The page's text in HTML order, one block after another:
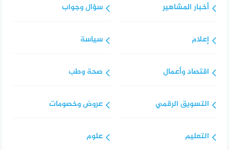
أخبار المشاهير
إعلام
اقتصاد وأعمال
التسويق الرقمي
التعليم
سؤال وجواب
سياسة
صحة وطب
عروض وخصومات
علوم